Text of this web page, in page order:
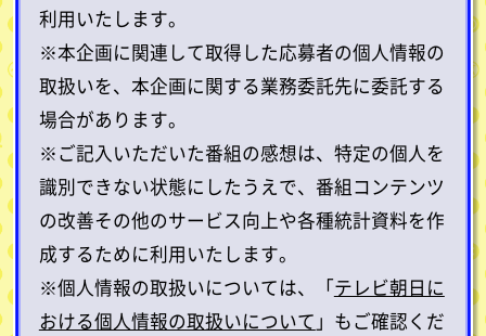
利用いたします。
※本企画に関連して取得した応募者の個人情報の
取扱いを、本企画に関する業務委託先に委託する
場合があります。
※ご記入いただいた番組の感想は、特定の個人を
識別できない状態にしたうえで、番組コンテンツ
の改善その他のサービス向上や各種統計資料を作
成するために利用いたします。
※個人情報の取扱いについては、「テレビ朝日に
おける個人情報の取扱いについて 」もご確認くだ